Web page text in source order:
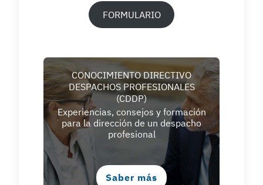
FORMULARIO
CONOCIMIENTO DIRECTIVO
DESPACHOS PROFESIONALES
(CDDP)
Experiencias, consejos y formación
para la dirección de un despacho
profesional
Saber más